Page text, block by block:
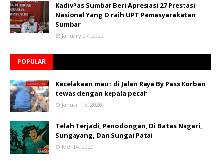
KadivPas Sumbar Beri Apresiasi 27 Prestasi
Nasional Yang Diraih UPT Pemasyarakatan
Sumbar
January 07, 2022
POPULAR
Kecelakaan maut di Jalan Raya By Pass Korban
tewas dengan kepala pecah
Januari 15, 2020
Telah Terjadi, Penodongan, Di Batas Nagari,
Sungayang, Dan Sungai Patai
Mei 14, 2020